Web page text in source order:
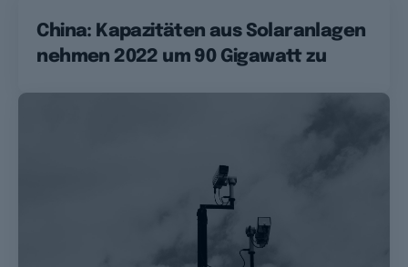
China: Kapazitäten aus Solaranlagen
nehmen 2022 um 90 Gigawatt zu